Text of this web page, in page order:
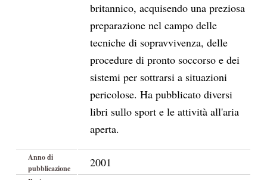
britannico, acquisendo una preziosa
preparazione nel campo delle
tecniche di sopravvivenza, delle
procedure di pronto soccorso e dei
sistemi per sottrarsi a situazioni
pericolose. Ha pubblicato diversi
libri sullo sport e le attività all'aria
aperta.
Anno di
pubblicazione
2001